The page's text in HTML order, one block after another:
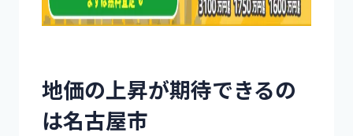
地価の上昇が期待できるの
は名古屋市